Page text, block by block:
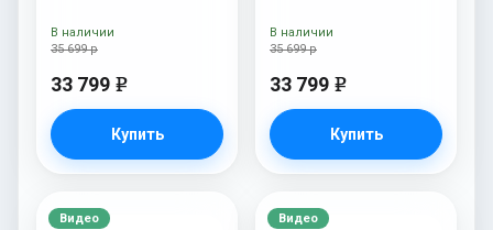
White/Black) Tulip
35 699 р
33 799 e
Купить
В наличии
White/Black) Riviera
35 699 р
33 799 e
Купить
В наличии
Видео Видео